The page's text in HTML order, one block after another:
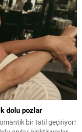
dolu pozlar
bir tatil geçiriyor!